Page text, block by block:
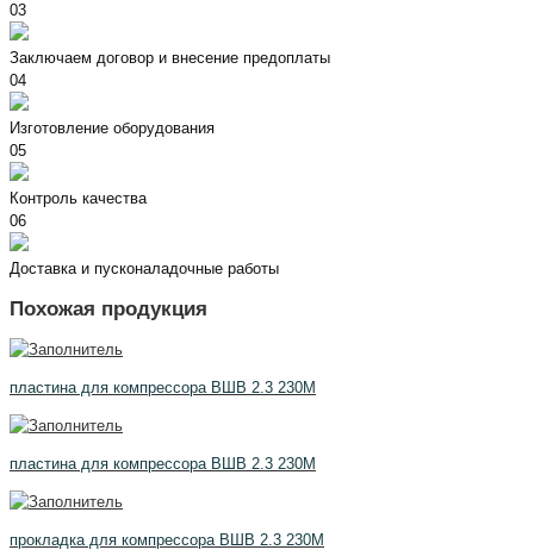
03
Заключаем договор и внесение предоплаты
04
Изготовление оборудования
05
Контроль качества
06
Доставка и пусконаладочные работы
Похожая продукция
пластина для компрессора ВШВ 2.3 230М
пластина для компрессора ВШВ 2.3 230М
прокладка для компрессора ВШВ 2.3 230М